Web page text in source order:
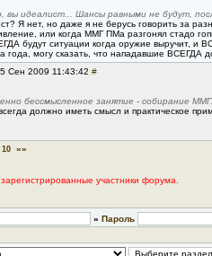
вы идеалист... Шансы равными не будут,
Я нет, но даже я не берусь говорить за
или когда ММГ ПМа разгонял стадо
будут ситуации когда оружие выручит, и
года, могу сказать, что нападавшие ВСЕГДА
Сен 2009 11:43:42 #
бессмысленное занятие - собирание ММГ.
должно иметь смысл и практическое
10 »»
участники форума.
» Пароль